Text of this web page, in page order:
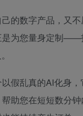
的数字产品，又
是为您量身定制——
假乱真的AI化身
助您在短短数分